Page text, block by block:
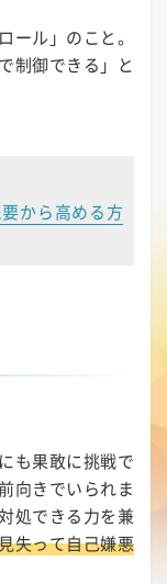
ール」のこと。
制御できる」と
から高める方
も果敢に挑戦で
向きでいられま
処できる力を兼
失って自己嫌悪